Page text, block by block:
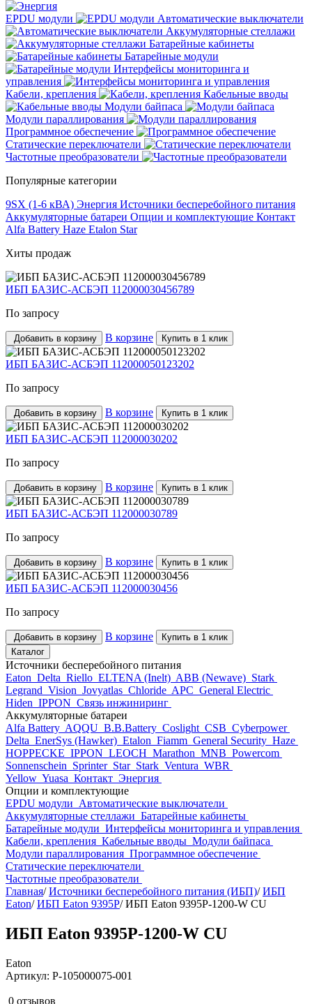
EPDU модули
Автоматические выключатели
Аккумуляторные стеллажи
Батарейные кабинеты
Батарейные модули
Интерфейсы мониторинга и
управления
Кабели, крепления
Кабельные вводы
Модули байпаса
Модули параллирования
Программное обеспечение
Статические переключатели
Частотные преобразователи
Популярные категории
9SX (1-6 кВА) Энергия Источники бесперебойного питания
Аккумуляторные батареи Опции и комплектующие Контакт
Alfa Battery Haze Etalon Star
Хиты продаж
ИБП БАЗИС-АСБЭП 112000030456789
По запросу
Добавить в корзину В корзине Купить в 1 клик
ИБП БАЗИС-АСБЭП 112000050123202
По запросу
Добавить в корзину В корзине Купить в 1 клик
ИБП БАЗИС-АСБЭП 112000030202
По запросу
Добавить в корзину В корзине Купить в 1 клик
ИБП БАЗИС-АСБЭП 112000030789
По запросу
Добавить в корзину В корзине Купить в 1 клик
ИБП БАЗИС-АСБЭП 112000030456
По запросу
Добавить в корзину В корзине
Купить в 1 клик
Каталог
Источники бесперебойного питания
Eaton Delta Riello ELTENA (Inelt) ABB (Newave) Stark
Legrand Vision Jovyatlas Chloride APC General Electric
Hiden IPPON Связь инжиниринг
Аккумуляторные батареи
Alfa Battery AQQU B.B.Battery Coslight CSB Cyberpower
Delta EnerSys (Hawker) Etalon Fiamm General Security Haze
HOPPECKE IPPON LEOCH Marathon MNB Powercom
Sonnenschein Sprinter Star Stark Ventura WBR
Yellow Yuasa Контакт Энергия
Опции и комплектующие
EPDU модули Автоматические выключатели
Аккумуляторные стеллажи Батарейные кабинеты
Батарейные модули Интерфейсы мониторинга и управления
Кабели, крепления Кабельные вводы Модули байпаса
Модули параллирования Программное обеспечение
Статические переключатели
Частотные преобразователи
Главная/ Источники бесперебойного питания (ИБП)/ ИБП
Eaton/ ИБП Eaton 9395P/ ИБП Eaton 9395P-1200-W CU
ИБП Eaton 9395P-1200-W CU
Eaton
Артикул: P-105000075-001
0 отзывов